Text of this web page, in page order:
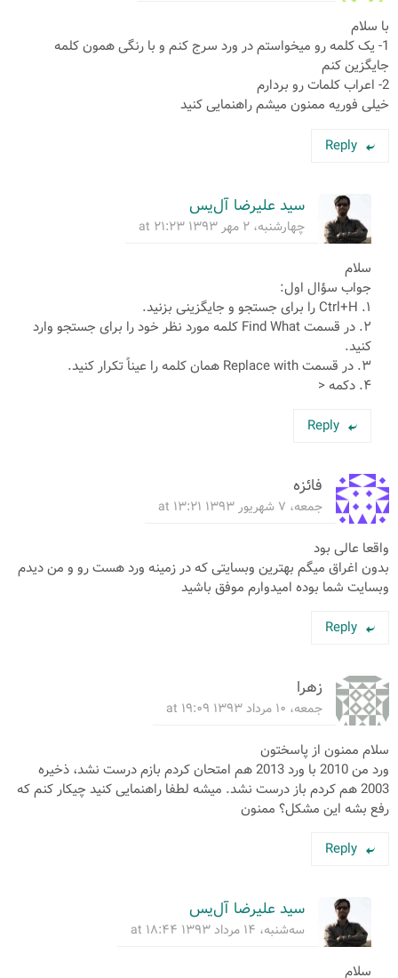
با سلام
1- یک کلمه رو میخواستم در ورد سرج کنم و با رنگی همون کلمه
جایگزین کنم
2- اعراب کلمات رو بردارم
خیلی فوریه ممنون میشم راهنمایی کنید
Reply
سید علیرضا آل‌یس
چهارشنبه، ۲ مهر ۱۳۹۳ at ۲۱:۲۳
سلام
جواب سؤال اول:
۱. Ctrl+H را برای جستجو و جایگزینی بزنید.
۲. در قسمت Find What کلمه مورد نظر خود را برای جستجو وارد
کنید.
۳. در قسمت Replace with همان کلمه را عیناً تکرار کنید.
۴. دکمه <
Reply
فائزه
جمعه، ۷ شهریور ۱۳۹۳ at ۱۳:۲۱
واقعا عالی بود
بدون اغراق میگم بهترین وبسایتی که در زمینه ورد هست رو و من دیدم
وبسایت شما بوده امیدوارم موفق باشید
Reply
زهرا
جمعه، ۱۰ مرداد ۱۳۹۳ at ۱۹:۰۹
سلام ممنون از پاسختون
ورد من 2010 با ورد 2013 هم امتحان کردم بازم درست نشد، ذخیره
2003 هم کردم باز درست نشد. میشه لطفا راهنمایی کنید چیکار کنم که
رفع بشه این مشکل؟ ممنون
Reply
سید علیرضا آل‌یس
سه‌شنبه، ۱۴ مرداد ۱۳۹۳ at ۱۸:۴۴
سلام